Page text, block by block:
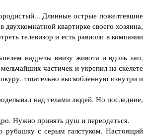
Длинные острые пожелтевшие
квартирке своего хозяина,
телевизор и есть равиоли в компании
надрезы внизу живота и вдоль лап,
частичек и укрепил на скелете
тщательно выскобленную изнутри и
над телами людей. Но последние,
Нужно принять душ и переодеться.
с серым галстуком. Настоящий